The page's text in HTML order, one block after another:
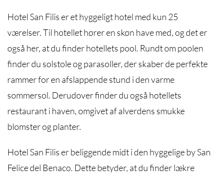
Hotel San Filis er et hyggeligt hotel med kun 25
værelser. Til hotellet hører en skøn have med, og det er
også her, at du finder hotellets pool. Rundt om poolen
finder du solstole og parasoller, der skaber de perfekte
rammer for en afslappende stund i den varme
sommersol. Derudover finder du også hotellets
restaurant i haven, omgivet af alverdens smukke
blomster og planter.
Hotel San Filis er beliggende midt i den hyggelige by San
Felice del Benaco. Dette betyder, at du finder lækre